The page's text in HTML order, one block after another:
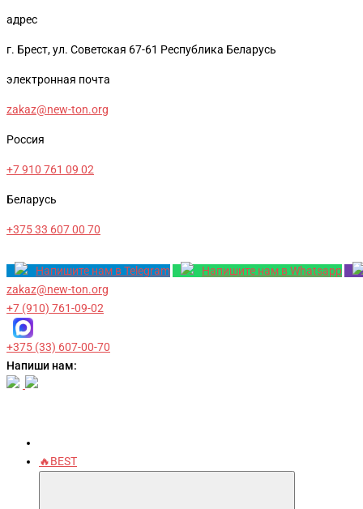
адрес
г. Брест, ул. Советская 67-61 Республика Беларусь
электронная почта
zakaz@new-ton.org
Россия
+7 910 761 09 02
Беларусь
+375 33 607 00 70
Напишите нам в Telegram
Напишите нам в Whatsapp
zakaz@new-ton.org
+7 (910) 761-09-02
+375 (33) 607-00-70
Напиши нам:
🔥BEST